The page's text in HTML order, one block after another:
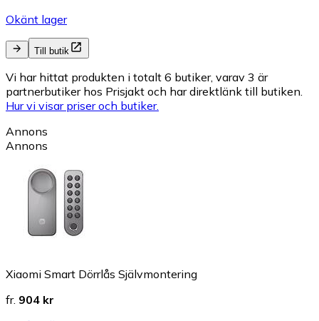
Okänt lager
Till butik
Vi har hittat produkten i totalt 6 butiker, varav 3 är
partnerbutiker hos Prisjakt och har direktlänk till butiken.
Hur vi visar priser och butiker.
Annons
Annons
Xiaomi Smart Dörrlås Självmontering
fr. 904 kr